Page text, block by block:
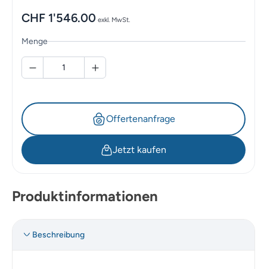
CHF 1'546.00 exkl. MwSt.
Menge
Offertenanfrage
Jetzt kaufen
Produktinformationen
Beschreibung